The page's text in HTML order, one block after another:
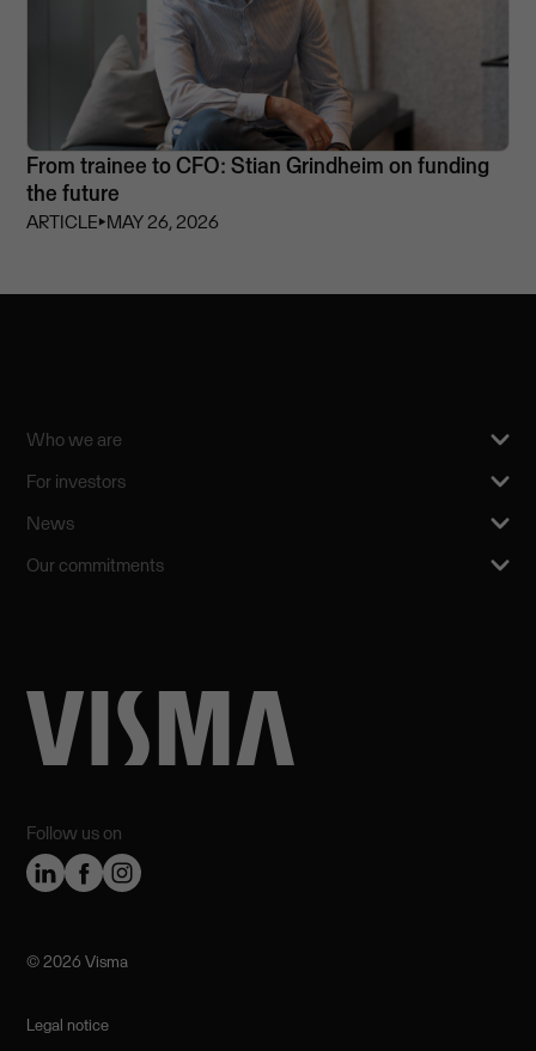
From trainee to CFO: Stian Grindheim on funding
the future
ARTICLE⏵MAY 26, 2026
Follow us on
Who we are
For investors
News
Our commitments
©️ 2026 Visma
Legal notice